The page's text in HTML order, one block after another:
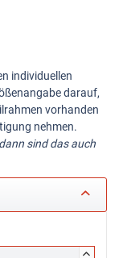
individuellen
darauf,
vorhanden
nehmen.
sind das auch
